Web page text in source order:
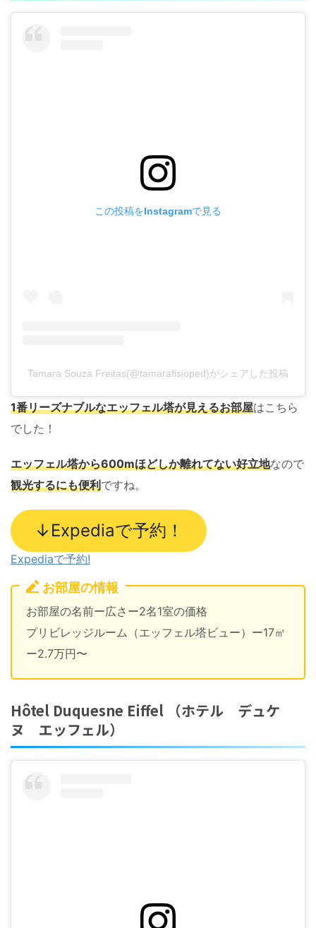
この投稿をInstagramで見る
Tamara Souza Freitas(@tamarafisioped)がシェアした投稿
1番リーズナブルなエッフェル塔が見えるお部屋はこちら
でした！
エッフェル塔から600mほどしか離れてない好立地なので
観光するにも便利ですね。
↓Expediaで予約！
Expediaで予約!
お部屋の情報
お部屋の名前ー広さー2名1室の価格
プリビレッジルーム（エッフェル塔ビュー）ー17㎡
ー2.7万円〜
Hôtel Duquesne Eiffel （ホテル デュケ
ヌ エッフェル）